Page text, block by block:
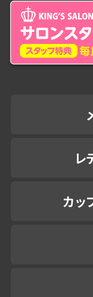
レ
カッ